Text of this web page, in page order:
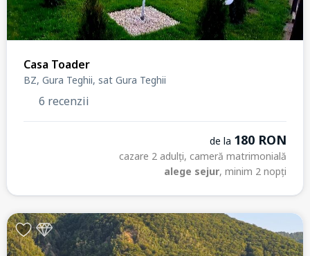
Casa Toader
BZ, Gura Teghii, sat Gura Teghii
6 recenzii
de la 180 RON
cazare 2 adulți, cameră matrimonială
alege sejur, minim 2 nopți